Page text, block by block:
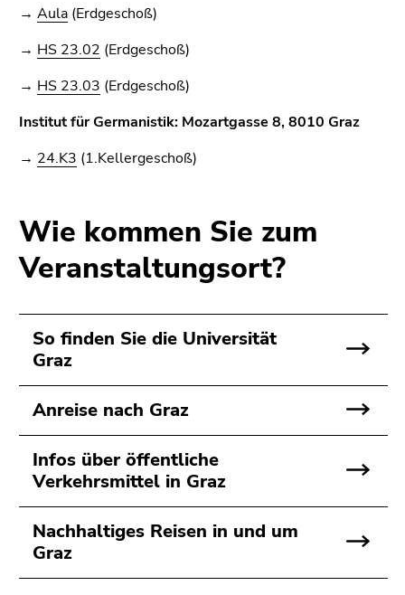
→ Aula (Erdgeschoß)
→ HS 23.02 (Erdgeschoß)
→ HS 23.03 (Erdgeschoß)
Institut für Germanistik: Mozartgasse 8, 8010 Graz
→ 24.K3 (1.Kellergeschoß)
Wie kommen Sie zum
Veranstaltungsort?
So finden Sie die Universität
Graz
Anreise nach Graz
Infos über öffentliche
Verkehrsmittel in Graz
Nachhaltiges Reisen in und um
Graz